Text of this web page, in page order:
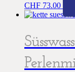
CHF 73.00